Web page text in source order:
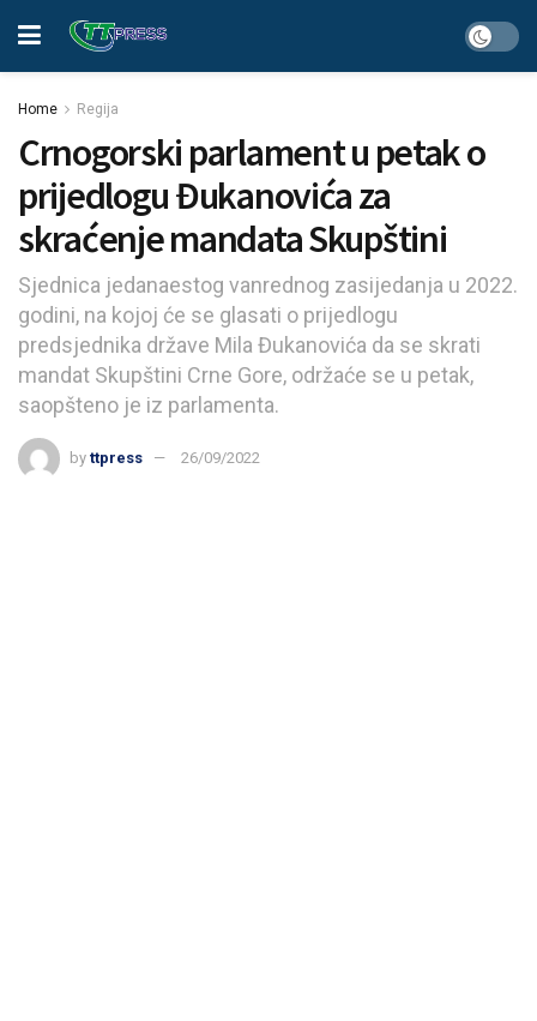
Home Regija
Crnogorski parlament u petak o
prijedlogu Đukanovića za
skraćenje mandata Skupštini
Sjednica jedanaestog vanrednog zasijedanja u 2022.
godini, na kojoj će se glasati o prijedlogu
predsjednika države Mila Đukanovića da se skrati
mandat Skupštini Crne Gore, održaće se u petak,
saopšteno je iz parlamenta.
by ttpress 26/09/2022